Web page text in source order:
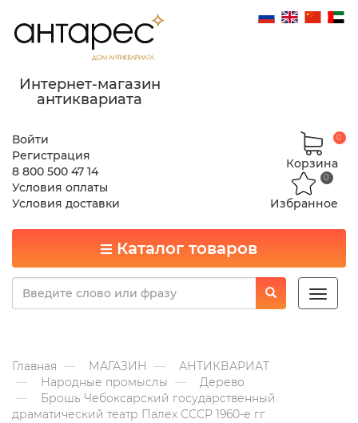
Интернет-магазин
антиквариата
Войти
Регистрация
8 800 500 47 14
Условия оплаты
Условия доставки
Корзина
0
Избранное
0
Каталог товаров
Toggle
Главная МАГАЗИН
АНТИКВАРИАТ
Народные промыслы
Дерево
Брошь Чебоксарский государственный
драматический театр Палех СССР 1960-е гг